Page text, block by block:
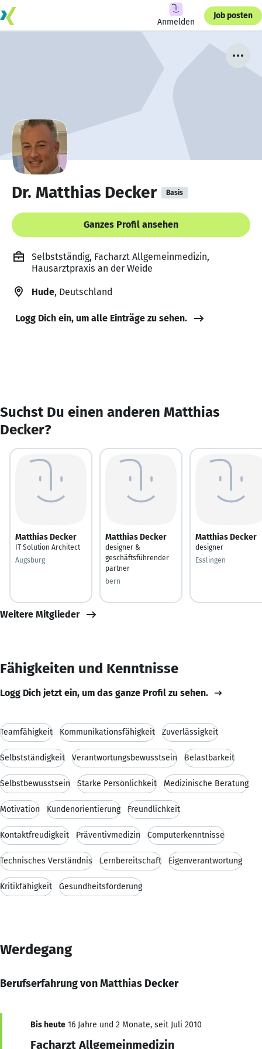
Anmelden
Job posten
Dr. Matthias Decker Basis
Ganzes Profil ansehen
Selbstständig, Facharzt Allgemeinmedizin,
Hausarztpraxis an der Weide
Hude, Deutschland
Logg Dich ein, um alle Einträge zu sehen.
Suchst Du einen anderen Matthias
Decker?
Matthias Decker
IT Solution Architect
Augsburg
Matthias Decker
designer &
geschäftsführender
partner
bern
Matthias Decker
designer
Esslingen
Weitere Mitglieder
Fähigkeiten und Kenntnisse
Logg Dich jetzt ein, um das ganze Profil zu sehen.
Teamfähigkeit Kommunikationsfähigkeit Zuverlässigkeit
Selbstständigkeit Verantwortungsbewusstsein Belastbarkeit
Selbstbewusstsein Starke Persönlichkeit Medizinische Beratung
Motivation Kundenorientierung Freundlichkeit
Kontaktfreudigkeit Präventivmedizin Computerkenntnisse
Technisches Verständnis Lernbereitschaft Eigenverantwortung
Kritikfähigkeit Gesundheitsförderung
Werdegang
Berufserfahrung von Matthias Decker
Bis heute 16 Jahre und 2 Monate, seit Juli 2010
Facharzt Allgemeinmedizin